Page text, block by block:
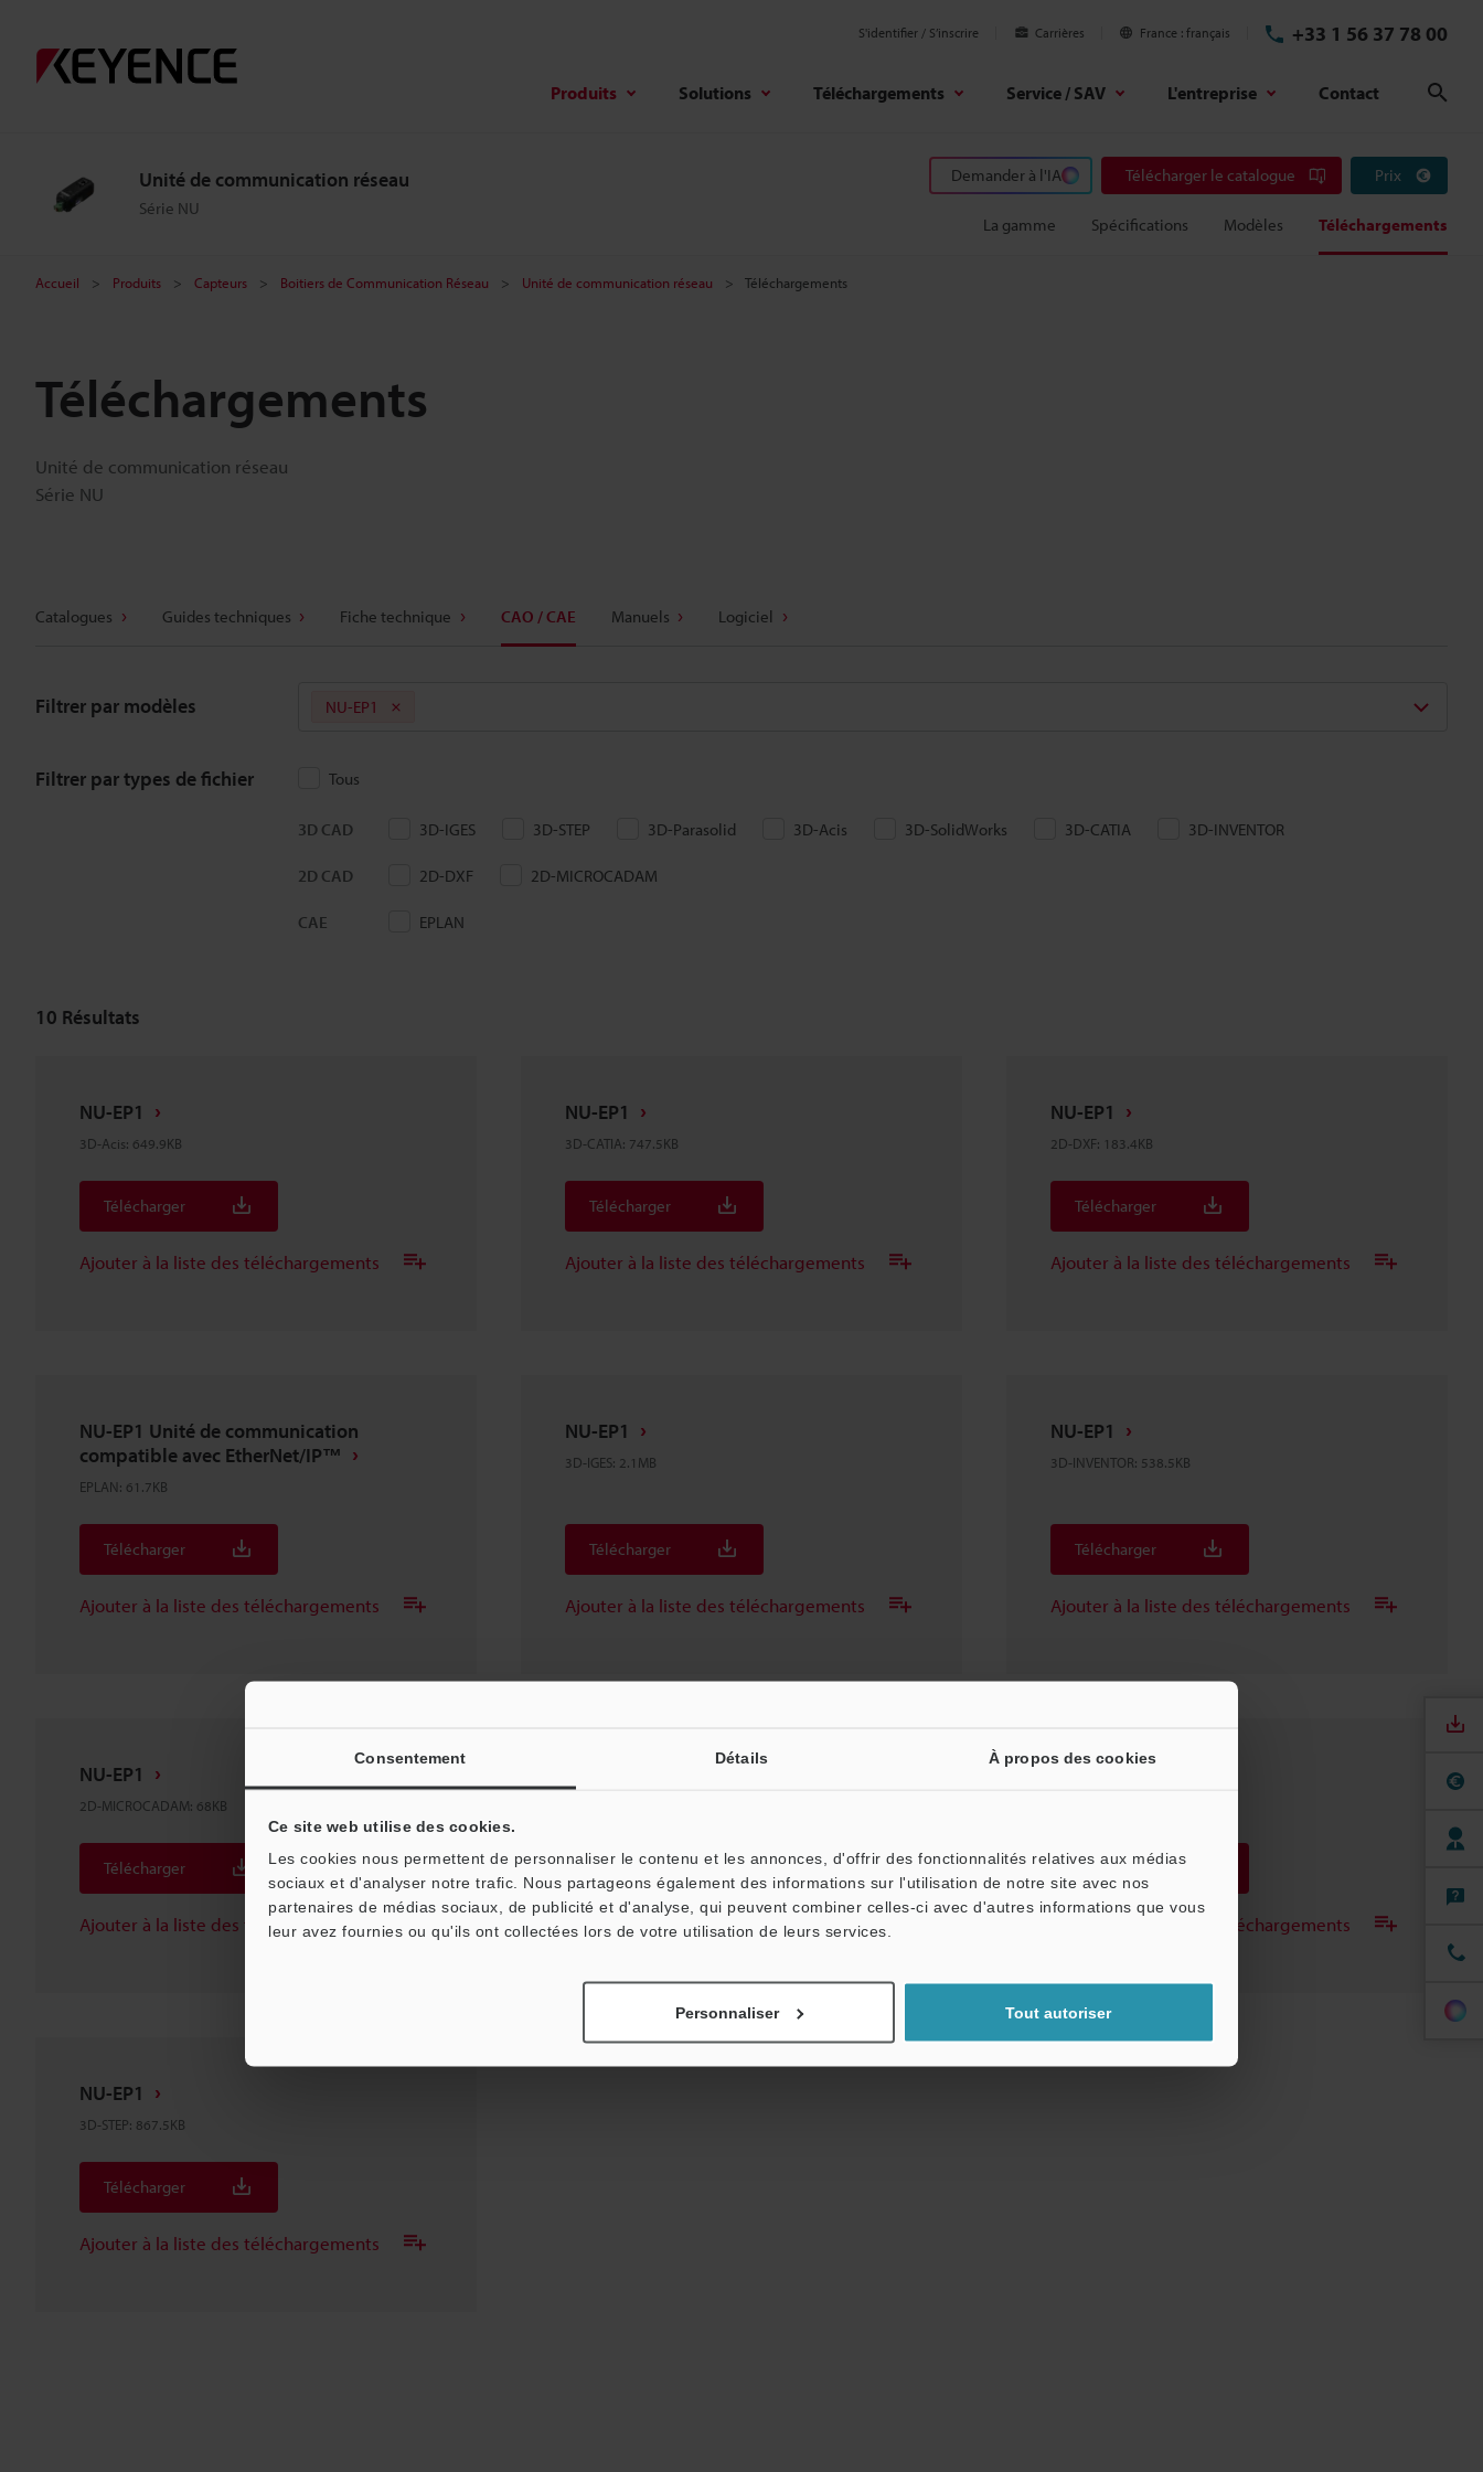
Consentement Détails À propos des cookies
Ce site web utilise des cookies.
Les cookies nous permettent de personnaliser le contenu et les annonces, d'offrir des fonctionnalités relatives aux médias
sociaux et d'analyser notre trafic. Nous partageons également des informations sur l'utilisation de notre site avec nos
partenaires de médias sociaux, de publicité et d'analyse, qui peuvent combiner celles-ci avec d'autres informations que vous
leur avez fournies ou qu'ils ont collectées lors de votre utilisation de leurs services.
Personnaliser Tout autoriser
S'identifier / S’inscrire Carrières France français +33 1 56 37 78 00
Produits Solutions Téléchargements Service / SAV L'entreprise Contact
Unité de communication réseau
Série NU
Demander à l'IA Télécharger le catalogue Prix
La gamme Spécifications Modèles Téléchargements
Accueil Produits Capteurs Boitiers de Communication Réseau Unité de communication réseau Téléchargements
Téléchargements
Unité de communication réseau
Série NU
Catalogues Guides techniques Fiche technique CAO / CAE Manuels Logiciel
Filtrer par modèles NU-EP1
Filtrer par types de fichier Tous
3D CAD 3D-IGES 3D-STEP 3D-Parasolid 3D-Acis 3D-SolidWorks 3D-CATIA 3D-INVENTOR
2D CAD 2D-DXF 2D-MICROCADAM
CAE EPLAN
10 Résultats
NU-EP1
3D-Acis: 649.9KB
Télécharger
Ajouter à la liste des téléchargements
NU-EP1
3D-CATIA: 747.5KB
Télécharger
Ajouter à la liste des téléchargements
NU-EP1
2D-DXF: 183.4KB
Télécharger
Ajouter à la liste des téléchargements
NU-EP1 Unité de communication
compatible avec EtherNet/IP™
EPLAN: 61.7KB
Télécharger
Ajouter à la liste des téléchargements
NU-EP1
3D-IGES: 2.1MB
Télécharger
Ajouter à la liste des téléchargements
NU-EP1
3D-INVENTOR: 538.5KB
Télécharger
Ajouter à la liste des téléchargements
NU-EP1
2D-MICROCADAM: 68KB
Télécharger
Ajouter à la liste des téléchargements
Télécharger
Ajouter à la liste des téléchargements
Télécharger
Ajouter à la liste des téléchargements
NU-EP1
3D-STEP: 867.5KB
Télécharger
Ajouter à la liste des téléchargements